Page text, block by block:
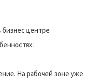
центре
На рабочей зоне уже